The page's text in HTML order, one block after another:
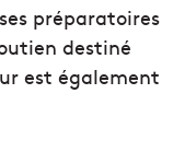
préparatoires
destiné
est également